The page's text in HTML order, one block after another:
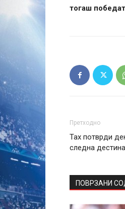
тогаш
Претходно
Тах потврди
следна
ПОВРЗАНИ